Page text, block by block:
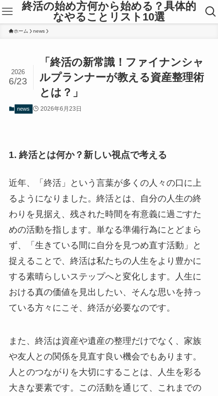
終活の始め方何から始める？具体的
なやることリスト10選
ホーム news
「終活の新常識！ファイナンシャ
ルプランナーが教える資産整理術
とは？」
2026
6/23
news 2026年6月23日
1. 終活とは何か？新しい視点で考える
近年、「終活」という言葉が多くの人々の口に上
るようになりました。終活とは、自分の人生の終
わりを見据え、残された時間を有意義に過ごすた
めの活動を指します。単なる準備行為にとどまら
ず、「生きている間に自分を見つめ直す活動」と
捉えることで、終活は私たちの人生をより豊かに
する素晴らしいステップへと変化します。人生に
おける真の価値を見出したい、そんな思いを持っ
ている方々にこそ、終活が必要なのです。
また、終活は資産や遺産の整理だけでなく、家族
や友人との関係を見直す良い機会でもあります。
人とのつながりを大切にすることは、人生を彩る
大きな要素です。この活動を通じて、これまでの